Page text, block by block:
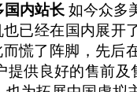
国内站长 如今众多
已经在国内展开
慌了阵脚，先后
供良好的售前及